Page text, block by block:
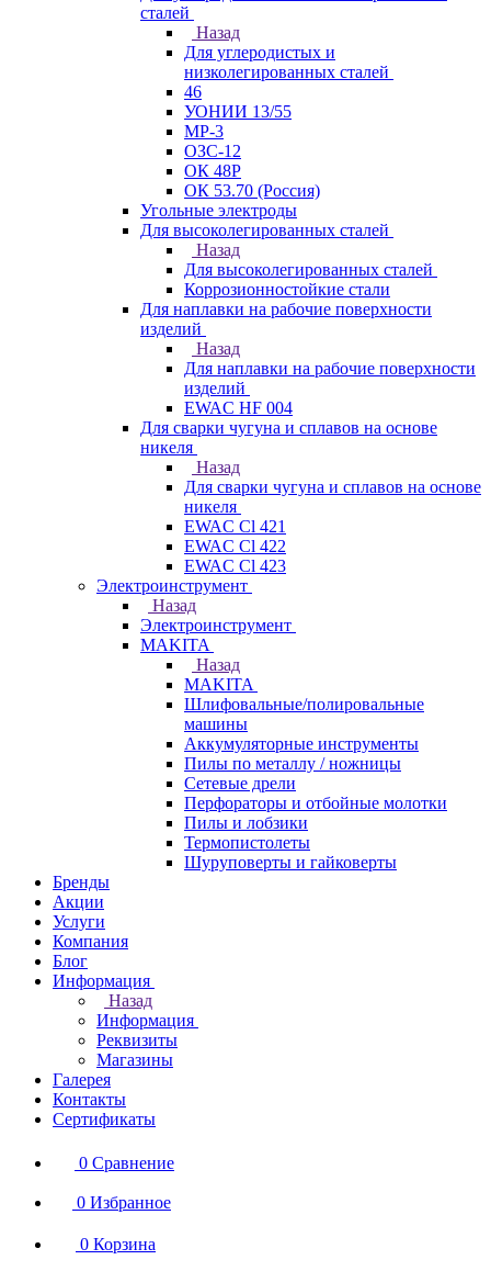
сталей
Назад
Для углеродистых и
низколегированных сталей
46
УОНИИ 13/55
МР-3
ОЗС-12
ОК 48Р
ОК 53.70 (Россия)
Угольные электроды
Для высоколегированных сталей
Назад
Для высоколегированных сталей
Коррозионностойкие стали
Для наплавки на рабочие поверхности
изделий
Назад
Для наплавки на рабочие поверхности
изделий
EWAC HF 004
Для сварки чугуна и сплавов на основе
никеля
Назад
Для сварки чугуна и сплавов на основе
никеля
EWAC Cl 421
EWAC Cl 422
EWAC Cl 423
Электроинструмент
Назад
Электроинструмент
МAKITA
Назад
МAKITA
Шлифовальные/полировальные
машины
Аккумуляторные инструменты
Пилы по металлу / ножницы
Сетевые дрели
Перфораторы и отбойные молотки
Пилы и лобзики
Термопистолеты
Шуруповерты и гайковерты
Бренды
Акции
Услуги
Компания
Блог
Информация
Назад
Информация
Реквизиты
Магазины
Галерея
Контакты
Сертификаты
0 Сравнение
0 Избранное
0 Корзина